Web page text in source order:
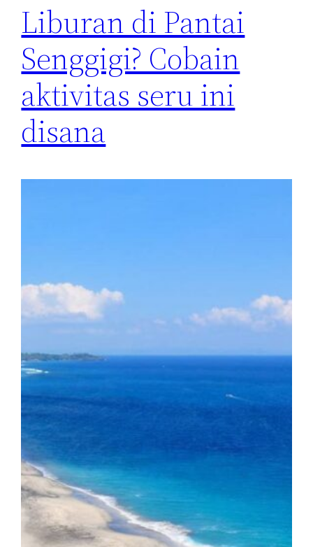
Liburan di Pantai
Senggigi? Cobain
aktivitas seru ini
disana